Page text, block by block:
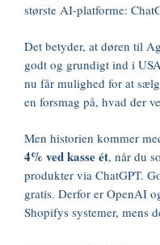
største AI-platforme:
Det betyder, at døren til
godt og grundigt ind i
nu får mulighed for at
en forsmag på, hvad der
Men historien kommer
4% ved kasse ét, når du
produkter via ChatGPT.
gratis. Derfor er OpenAI
Shopifys systemer, mens